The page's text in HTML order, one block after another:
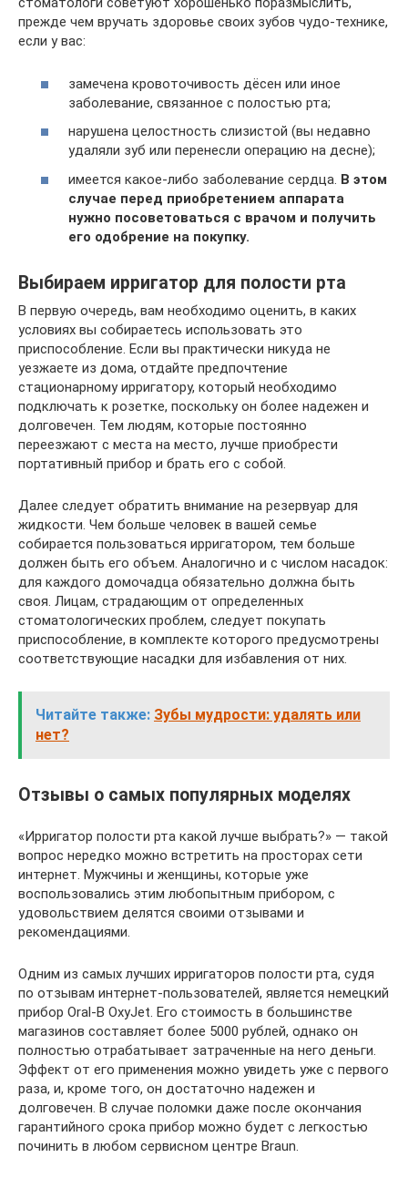
прежде чем вручать здоровье своих зубов чудо-технике,
если у вас:
замечена кровоточивость дёсен или иное
заболевание, связанное с полостью рта;
нарушена целостность слизистой (вы недавно
удаляли зуб или перенесли операцию на десне);
имеется какое-либо заболевание сердца. В этом
случае перед приобретением аппарата
нужно посоветоваться с врачом и получить
его одобрение на покупку.
Выбираем ирригатор для полости рта
В первую очередь, вам необходимо оценить, в каких
условиях вы собираетесь использовать это
приспособление. Если вы практически никуда не
уезжаете из дома, отдайте предпочтение
стационарному ирригатору, который необходимо
подключать к розетке, поскольку он более надежен и
долговечен. Тем людям, которые постоянно
переезжают с места на место, лучше приобрести
портативный прибор и брать его с собой.
Далее следует обратить внимание на резервуар для
жидкости. Чем больше человек в вашей семье
собирается пользоваться ирригатором, тем больше
должен быть его объем. Аналогично и с числом насадок:
для каждого домочадца обязательно должна быть
своя. Лицам, страдающим от определенных
стоматологических проблем, следует покупать
приспособление, в комплекте которого предусмотрены
соответствующие насадки для избавления от них.
Читайте также: Зубы мудрости: удалять или
нет?
Отзывы о самых популярных моделях
«Ирригатор полости рта какой лучше выбрать?» — такой
вопрос нередко можно встретить на просторах сети
интернет. Мужчины и женщины, которые уже
воспользовались этим любопытным прибором, с
удовольствием делятся своими отзывами и
рекомендациями.
Одним из самых лучших ирригаторов полости рта, судя
по отзывам интернет-пользователей, является немецкий
прибор Oral-B OxyJet. Его стоимость в большинстве
магазинов составляет более 5000 рублей, однако он
полностью отрабатывает затраченные на него деньги.
Эффект от его применения можно увидеть уже с первого
раза, и, кроме того, он достаточно надежен и
долговечен. В случае поломки даже после окончания
гарантийного срока прибор можно будет с легкостью
починить в любом сервисном центре Braun.